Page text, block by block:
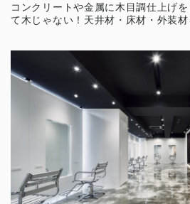
コンクリートや金属に木目調仕上げ
て木じゃない！天井材・床材・外装